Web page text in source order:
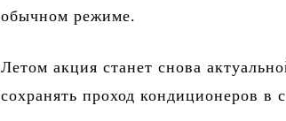
обычном режиме.
Летом акция станет снова
сохранять проход кондиционеров в